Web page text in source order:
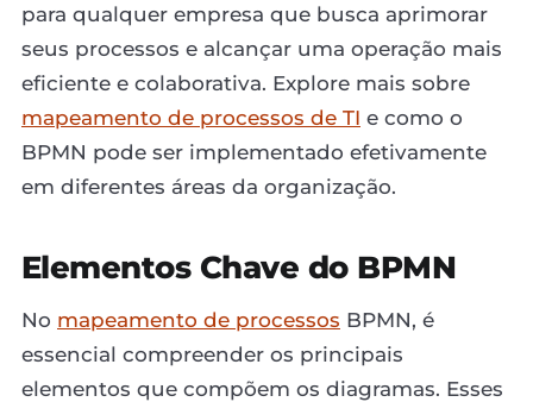
para qualquer empresa que busca aprimorar
seus processos e alcançar uma operação mais
eficiente e colaborativa. Explore mais sobre
mapeamento de processos de TI e como o
BPMN pode ser implementado efetivamente
em diferentes áreas da organização.
Elementos Chave do BPMN
No mapeamento de processos BPMN, é
essencial compreender os principais
elementos que compõem os diagramas. Esses